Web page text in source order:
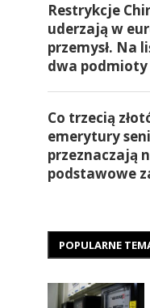
Restrykcje
uderzają w
przemysł. Na
dwa podmioty
Co trzecią
emerytury
przeznaczają
podstawowe
POPULARNE